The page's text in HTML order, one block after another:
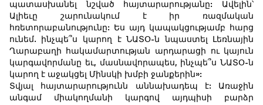
պատասխանել նշված հայտարարությանը: Ավելին՝
Ալիեւը շարունակում է իր ռազմական
հռետորաբանությունը: Ես այդ կապակցությամբ հարց
ունեմ. ինչպե՞ս կարող է ՆԱՏՕ-ն նպաստել Լեռնային
Ղարաբաղի հակամարտության արդարացի ու կայուն
կարգավորմանը եւ, մասնավորապես, ինչպե՞ս ՆԱՏՕ-ն
կարող է աջակցել Մինսկի խմբի ջանքերին»:
Տվյալ հայտարարությունն աննախադեպ է: Առաջին
անգամ միակողմանի կարգով այդպիսի բարձր